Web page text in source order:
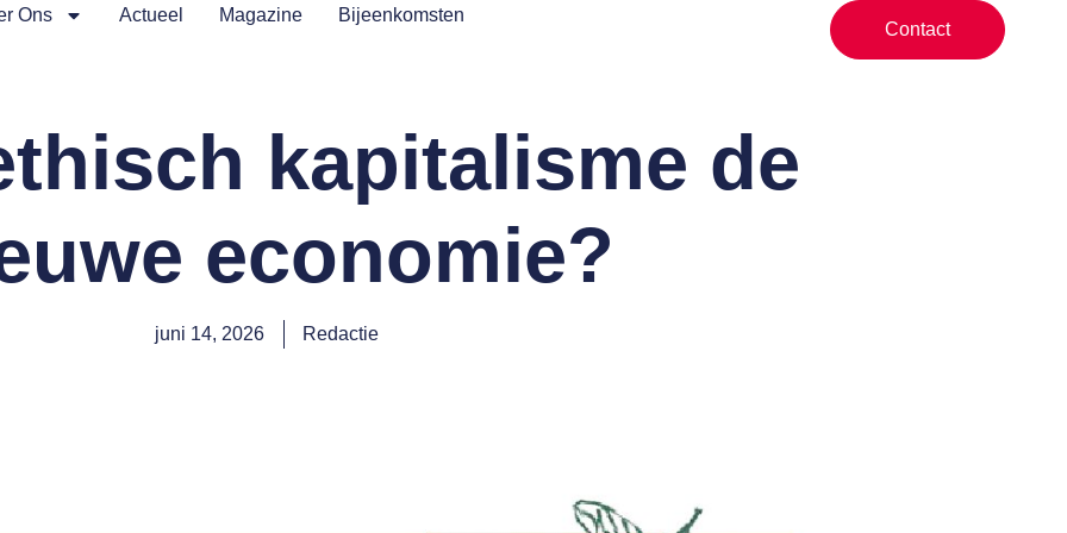
Ons Actueel Magazine Bijeenkomsten
Contact
kapitalisme de
economie?
juni 14, 2026 Redactie